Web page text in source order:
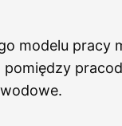
modelu pracy